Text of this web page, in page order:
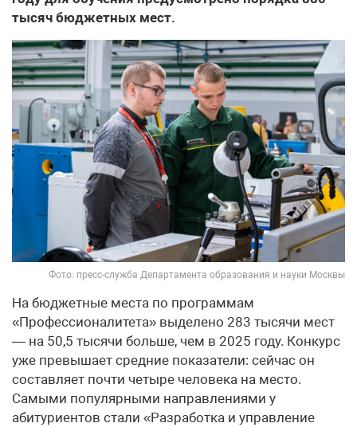
тысяч бюджетных мест.
Фото: пресс-служба Департамента образования и науки Москвы
На бюджетные места по программам
«Профессионалитета» выделено 283 тысячи мест
— на 50,5 тысячи больше, чем в 2025 году. Конкурс
уже превышает средние показатели: сейчас он
составляет почти четыре человека на место.
Самыми популярными направлениями у
абитуриентов стали «Разработка и управление